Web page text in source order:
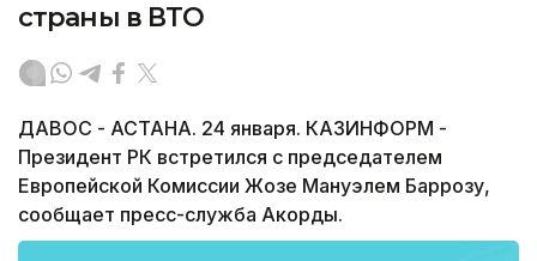
страны в ВТО
ДАВОС - АСТАНА. 24 января. КАЗИНФОРМ -
Президент РК встретился с председателем
Европейской Комиссии Жозе Мануэлем Баррозу,
сообщает пресс-служба Акорды.